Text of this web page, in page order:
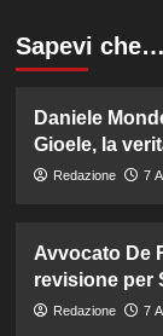
Sapevi che…
Daniele
Gioele, la
Redazione 7
Avvocato De
revisione per
Redazione 7